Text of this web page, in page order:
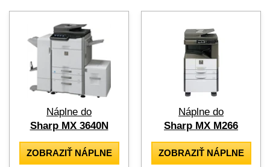
Náplne do
Sharp MX 3640N
ZOBRAZIŤ NÁPLNE
Náplne do
Sharp MX M266
ZOBRAZIŤ NÁPLNE